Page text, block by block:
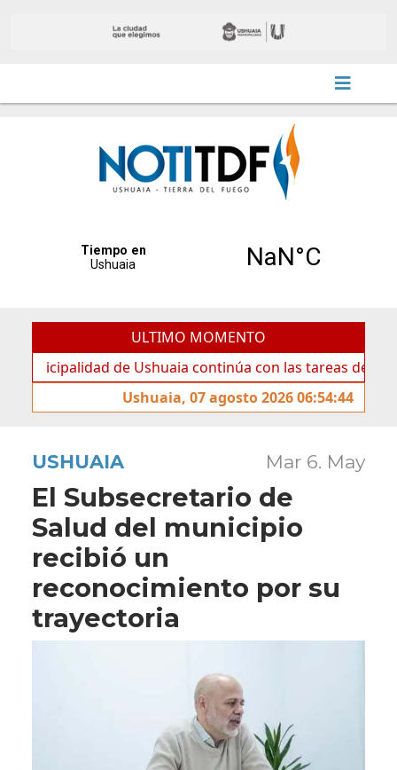
ULTIMO MOMENTO
de Ushuaia continúa con las tareas de
Ushuaia, 07 agosto 2026 06:54:44
USHUAIA Mar 6. May
El Subsecretario de
Salud del municipio
recibió un
reconocimiento por su
trayectoria